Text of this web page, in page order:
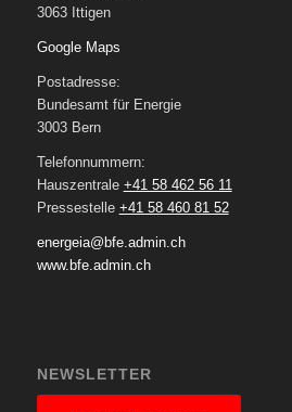
3063 Ittigen
Google Maps
Postadresse:
Bundesamt für Energie
3003 Bern
Telefonnummern:
Hauszentrale +41 58 462 56 11
Pressestelle +41 58 460 81 52
energeia@bfe.admin.ch
www.bfe.admin.ch
NEWSLETTER